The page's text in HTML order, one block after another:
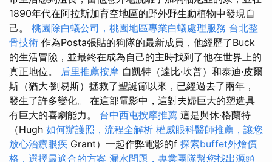
1890年代在阿拉斯加育空地區的野外野生動植物中發現自
己。 桃園除白蟻公司，桃園地區專業白蟻處理服務 台北整
骨技術 作為Posta張貼的狗隊的最新成員，他經歷了Buck
的生活冒險，並最終在成為自己的主時找到了他在世界上的
真正地位。 后里推薦按摩 自凱特（達比·坎普）和泰迪·皮爾
斯（猶大·劉易斯）拯救了聖誕節以來，已經過去了兩年，
發生了許多變化。 在這部電影中，這對夫婦巨大的塑造具
有巨大的喜劇能力。 台中西屯按摩推薦 這是與休·格蘭特
（Hugh 如何辦護照，流程全解析 權威眼科醫師推薦，讓您
放心治療眼疾 Grant）一起作弊電影的f 探索buffet外燴價
格，選擇最適合的方案 漏水問題，專業團隊幫您找出源頭